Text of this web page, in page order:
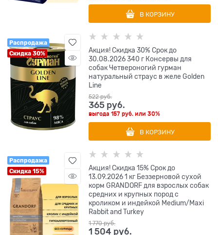
В КОРЗИНУ
Распродажа
Скидка 30%
Акция! Скидка 30% Срок до
30.08.2026 340 г Консервы для
собак Четвероногий гурман
натуральный страус в желе Golden
Line
522 руб.
365 руб.
выгода157 руб. или30%
В КОРЗИНУ
Распродажа
Скидка 15%
Акция! Скидка 15% Срок до
13.09.2026 1 кг Беззерновой cухой
корм GRANDORF для взрослых собак
средних и крупных пород с
кроликом и индейкой Medium/Maxi
Rabbit and Turkey
1 770 руб.
1 504 руб.